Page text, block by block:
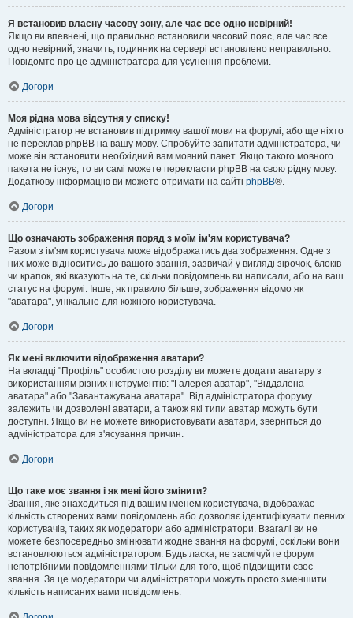
Я встановив власну часову зону, але час все одно невірний!
Якщо ви впевнені, що правильно встановили часовий пояс, але час все
одно невірний, значить, годинник на сервері встановлено неправильно.
Повідомте про це адміністратора для усунення проблеми.
Догори
Моя рідна мова відсутня у списку!
Адміністратор не встановив підтримку вашої мови на форумі, або ще ніхто
не переклав phpBB на вашу мову. Спробуйте запитати адміністратора, чи
може він встановити необхідний вам мовний пакет. Якщо такого мовного
пакета не існує, то ви самі можете перекласти phpBB на свою рідну мову.
Додаткову інформацію ви можете отримати на сайті phpBB®.
Догори
Що означають зображення поряд з моїм ім'ям користувача?
Разом з ім'ям користувача може відображатись два зображення. Одне з
них може відноситись до вашого звання, зазвичай у вигляді зірочок, блоків
чи крапок, які вказують на те, скільки повідомлень ви написали, або на ваш
статус на форумі. Інше, як правило більше, зображення відомо як
"аватара", унікальне для кожного користувача.
Догори
Як мені включити відображення аватари?
На вкладці "Профіль" особистого розділу ви можете додати аватару з
використанням різних інструментів: "Галерея аватар", "Віддалена
аватара" або "Завантажувана аватара". Від адміністратора форуму
залежить чи дозволені аватари, а також які типи аватар можуть бути
доступні. Якщо ви не можете використовувати аватари, зверніться до
адміністратора для з'ясування причин.
Догори
Що таке моє звання і як мені його змінити?
Звання, яке знаходиться під вашим іменем користувача, відображає
кількість створених вами повідомлень або дозволяє ідентифікувати певних
користувачів, таких як модератори або адміністратори. Взагалі ви не
можете безпосередньо змінювати жодне звання на форумі, оскільки вони
встановлюються адміністратором. Будь ласка, не засмічуйте форум
непотрібними повідомленнями тільки для того, щоб підвищити своє
звання. За це модератори чи адміністратори можуть просто зменшити
кількість написаних вами повідомлень.